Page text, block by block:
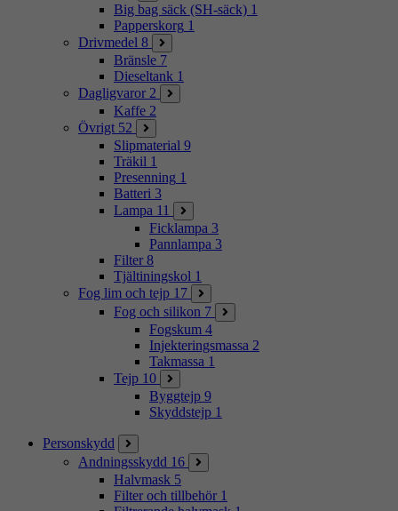
Big bag säck (SH-säck) 1
Papperskorg 1
Drivmedel 8
Bränsle 7
Dieseltank 1
Dagligvaror 2
Kaffe 2
Övrigt 52
Slipmaterial 9
Träkil 1
Presenning 1
Batteri 3
Lampa 11
Ficklampa 3
Pannlampa 3
Filter 8
Tjältiningskol 1
Fog lim och tejp 17
Fog och silikon 7
Fogskum 4
Injekteringsmassa 2
Takmassa 1
Tejp 10
Byggtejp 9
Skyddstejp 1
Personskydd
Andningsskydd 16
Halvmask 5
Filter och tillbehör 1